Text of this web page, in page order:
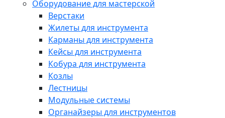
Оборудование для мастерской
Верстаки
Жилеты для инструмента
Карманы для инструмента
Кейсы для инструмента
Кобура для инструмента
Козлы
Лестницы
Модульные системы
Органайзеры для инструментов